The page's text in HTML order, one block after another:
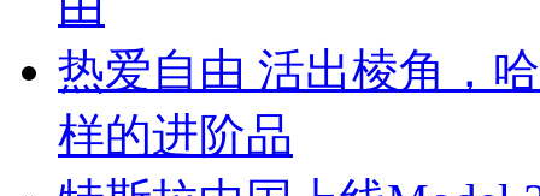
热爱自由 活出棱角，
样的进阶品